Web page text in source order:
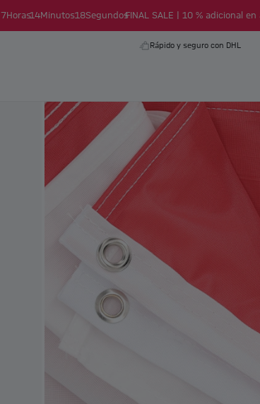
7Horas14Minutos17SegundosFINAL SALE | 10 % adicional
Rápido y seguro con DHL